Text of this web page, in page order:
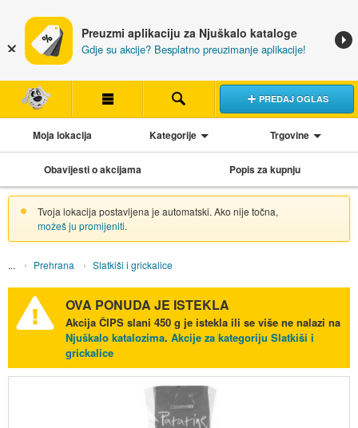
Preuzmi aplikaciju za Njuškalo kataloge
Gdje su akcije? Besplatno preuzimanje aplikacije!
PREDAJ OGLAS
Moja lokacija Kategorije Trgovine
Obavijesti o akcijama Popis za kupnju
Tvoja lokacija postavljena je automatski. Ako nije točna,
možeš ju promijeniti.
Prehrana Slatkiši i grickalice
OVA PONUDA JE ISTEKLA
Akcija ČIPS slani 450 g je istekla ili se više ne nalazi na
Njuškalo katalozima. Akcije za kategoriju Slatkiši i
grickalice